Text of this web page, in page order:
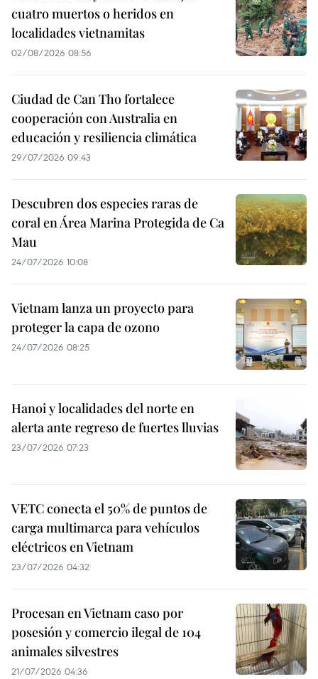
cuatro muertos o heridos en
localidades vietnamitas
02/08/2026 08:56
Ciudad de Can Tho fortalece
cooperación con Australia en
educación y resiliencia climática
29/07/2026 09:43
Descubren dos especies raras de
coral en Área Marina Protegida de Ca
Mau
24/07/2026 10:08
Vietnam lanza un proyecto para
proteger la capa de ozono
24/07/2026 08:25
Hanoi y localidades del norte en
alerta ante regreso de fuertes lluvias
23/07/2026 07:23
VETC conecta el 50% de puntos de
carga multimarca para vehículos
eléctricos en Vietnam
23/07/2026 04:32
Procesan en Vietnam caso por
posesión y comercio ilegal de 104
animales silvestres
21/07/2026 04:36